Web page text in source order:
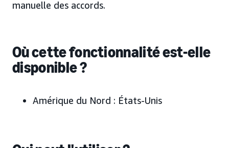
manuelle des accords.
Où cette fonctionnalité est-elle
disponible ?
Amérique du Nord : États-Unis